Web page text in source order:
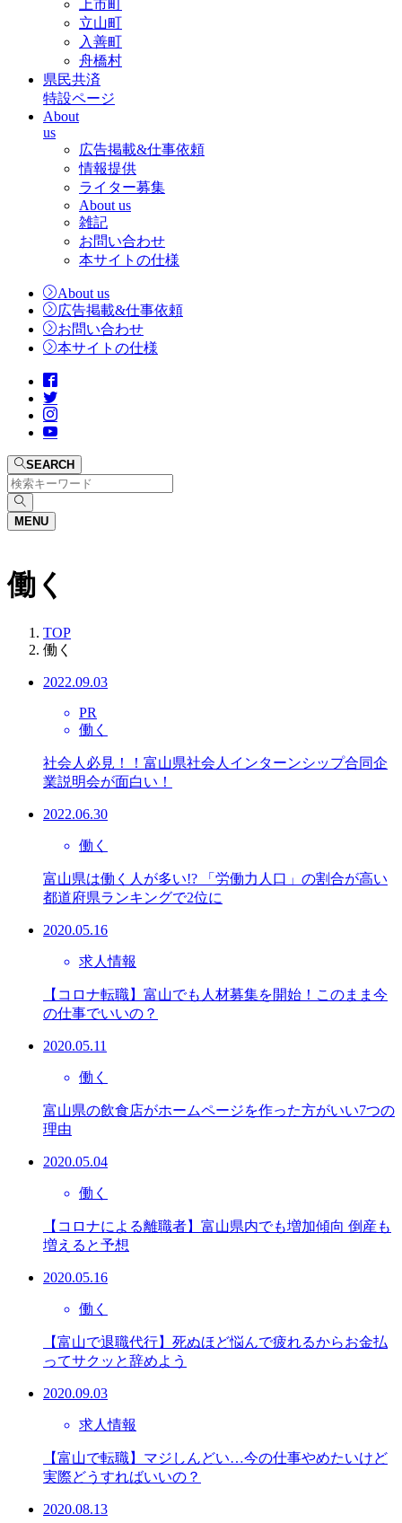
上市町
立山町
入善町
舟橋村
県民共済
特設ページ
About
us
広告掲載&仕事依頼
情報提供
ライター募集
About us
雑記
お問い合わせ
本サイトの仕様
About us
広告掲載&仕事依頼
お問い合わせ
本サイトの仕様
SEARCH
MENU
働く
TOP
働く
2022.09.03
PR
働く
社会人必見！！富山県社会人インターンシップ合同企
業説明会が面白い！
2022.06.30
働く
富山県は働く人が多い!? 「労働力人口」の割合が高い
都道府県ランキングで2位に
2020.05.16
求人情報
【コロナ転職】富山でも人材募集を開始！このまま今
の仕事でいいの？
2020.05.11
働く
富山県の飲食店がホームページを作った方がいい7つの
理由
2020.05.04
働く
【コロナによる離職者】富山県内でも増加傾向 倒産も
増えると予想
2020.05.16
働く
【富山で退職代行】死ぬほど悩んで疲れるからお金払
ってサクッと辞めよう
2020.09.03
求人情報
【富山で転職】マジしんどい…今の仕事やめたいけど
実際どうすればいいの？
2020.08.13